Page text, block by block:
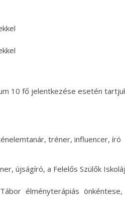
10 fő jelentkezése esetén
tréner, influencer, író
újságíró, a Felelős Szülők
élményterápiás